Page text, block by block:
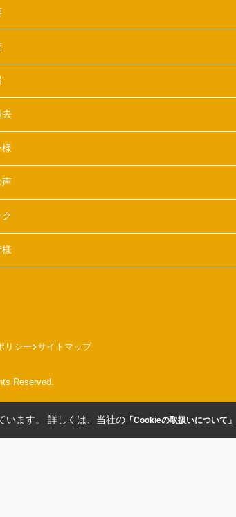
去
声
リシー サイトマップ
Reserved.
います。 詳しくは、当社の「Cookieの取扱いについて」